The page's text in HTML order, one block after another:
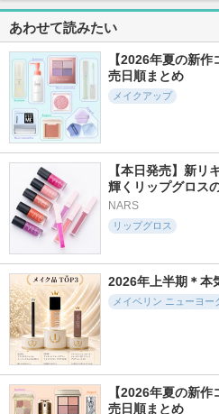
ロウグロウジェルテ
ィント
ハンオールブ
フィー 3Dボリュー
ミンググロス
fwee(フィー)
影色リップメ
5.0
1011件
メイベリン SP フラ
ッフ ブロウ ムース
メイベリン ニューヨ
ーク
TOCOBO
あわせて読みたい
【2026年夏の新
売日順まとめ
メイクアップ
【本日発売】新
輝くリップグロス
NARS
リップグロス
2026年上半期＊本
メイベリン ニューヨー
【2026年夏の新
売日順まとめ